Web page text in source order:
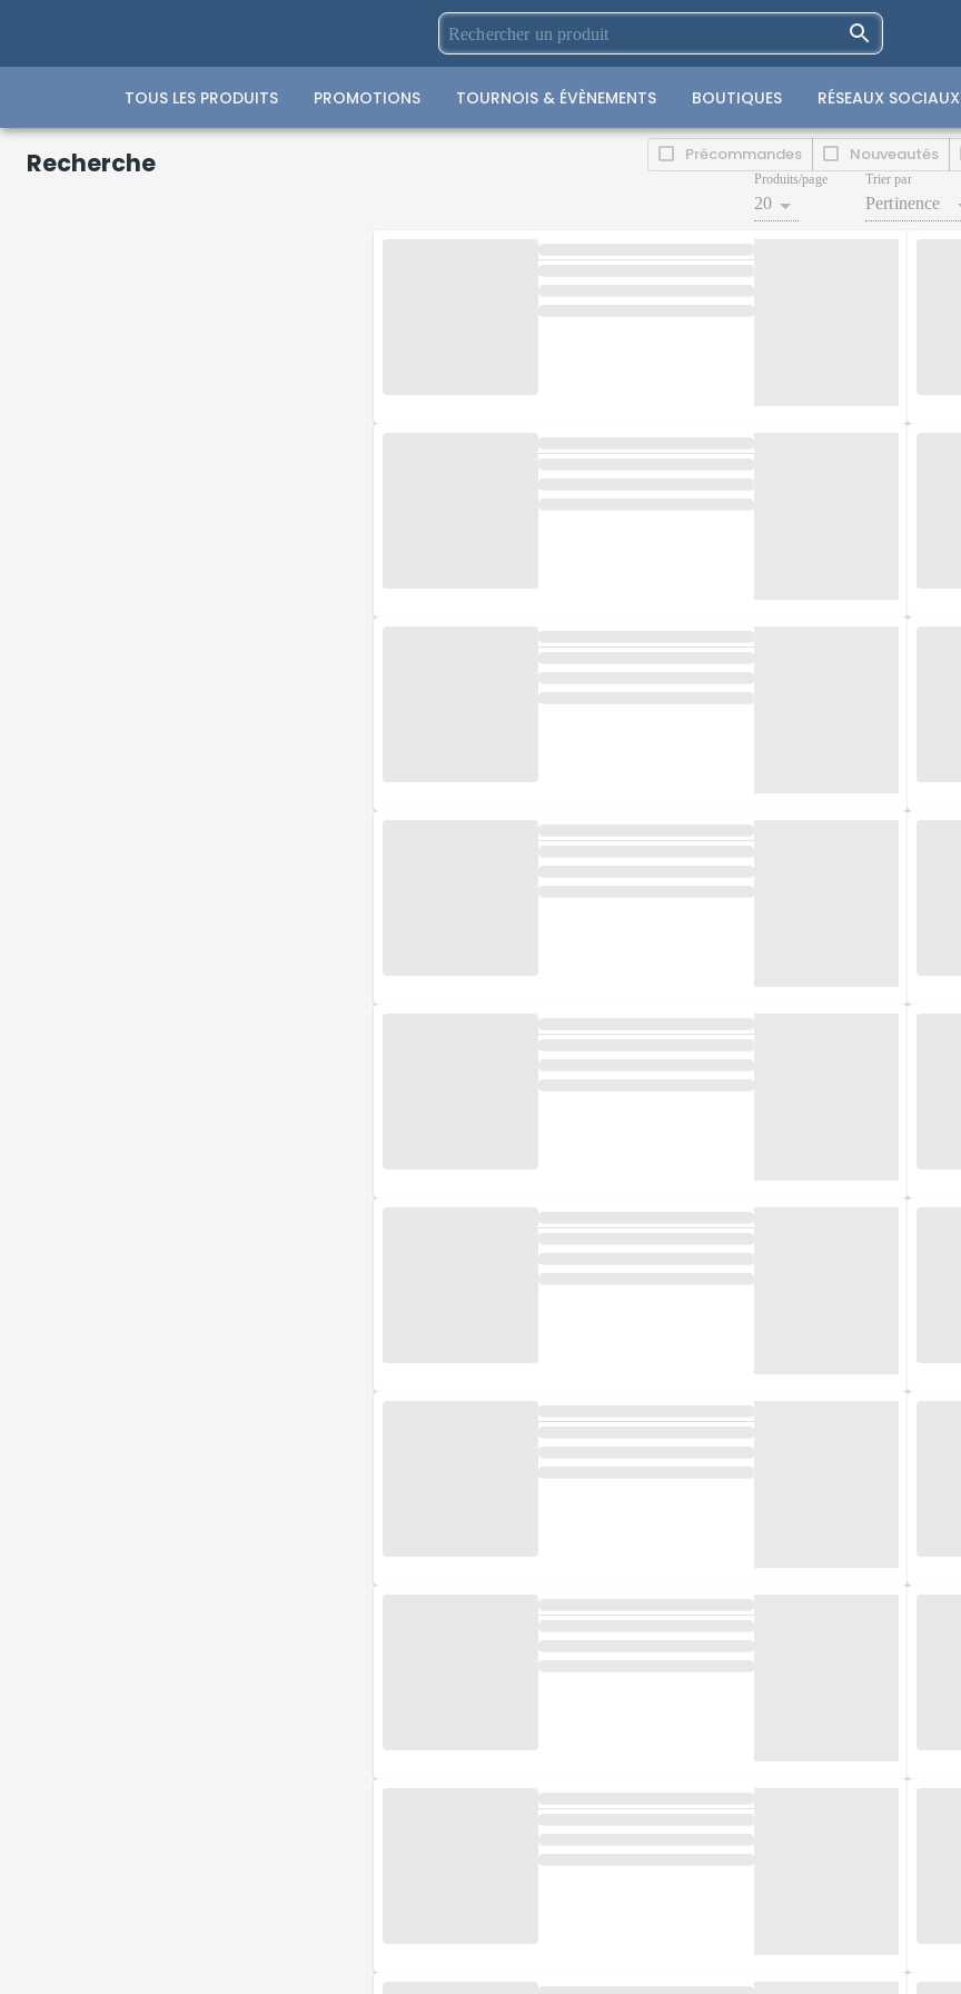
TOUS LES PRODUITS PROMOTIONS TOURNOIS & ÉVÈNEMENTS BOUTIQUES RÉSEAUX SOCIAUX
Recherche Précommandes Nouveautés
Produits/page
20
Trier par
Pertinence